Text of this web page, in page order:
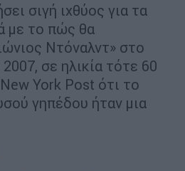
σιγή ιχθύος για τα
με το πώς θα
Ντόναλντ» στο
σε ηλικία τότε 60
York Post ότι το
γηπέδου ήταν μια